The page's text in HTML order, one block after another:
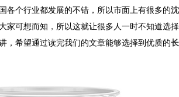
各个行业都发展的不错，所以市面上有很多的沈
家可想而知，所以这就让很多人一时不知道选择
，希望通过读完我们的文章能够选择到优质的长